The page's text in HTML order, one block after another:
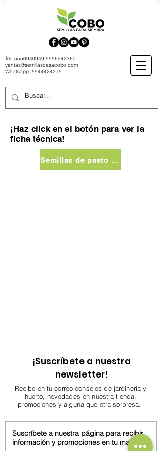
Tel. 5556940949 5556942360
ventas@semillascasacobo.com
Whatsapp: 5544424275
¡Haz click en el botón para ver la
ficha técnica!
Semillas de pasto turf tall fescue survivor
¡Suscríbete a nuestra
newsletter!
Recibe en tu correo consejos de jardinería y
huerto, novedades en nuestra tienda,
promociones y alguna que otra sorpresa.
Suscríbete a nuestra página para recibir
información y promociones en tu mail.